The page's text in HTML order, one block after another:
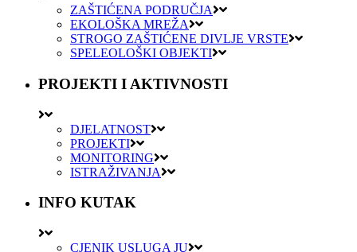
ZAŠTIĆENA PODRUČJA
EKOLOŠKA MREŽA
STROGO ZAŠTIĆENE DIVLJE VRSTE
SPELEOLOŠKI OBJEKTI
PROJEKTI I AKTIVNOSTI
DJELATNOST
PROJEKTI
MONITORING
ISTRAŽIVANJA
INFO KUTAK
CJENIK USLUGA JU